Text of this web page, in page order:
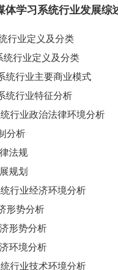
体学习系统行业发展综
行业定义及分类
统行业定义及分类
统行业主要商业模式
统行业特征分析
行业政治法律环境分析
分析
法规
规划
行业经济环境分析
形势分析
形势分析
环境分析
行业技术环境分析